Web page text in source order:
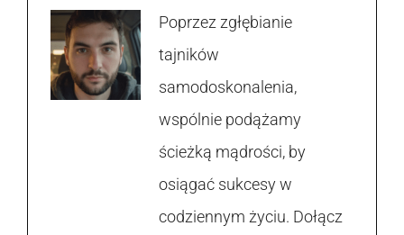
Poprzez zgłębianie
tajników
samodoskonalenia,
wspólnie podążamy
ścieżką mądrości, by
osiągać sukcesy w
codziennym życiu. Dołącz